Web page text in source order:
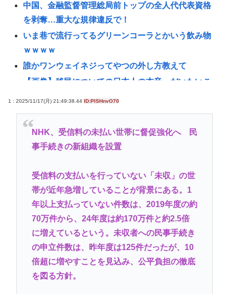
中国、金融監督管理総局前トップの全人代代表資格
を剥奪…重大な規律違反で！
いま巷で流行ってるグリーンコーラとかいう飲み物
ｗｗｗｗ
誰かワンウェイネジってやつの外し方教えて
【画像】移民についての日本人の本音、だいたいこ
認知症の高齢者の資産260兆円が狙われている！ 「被
害者の8割がだまされた認識なし」
「抜くに抜けない……」自転車の青切符導入で”車道
女性インフルエンサー「20歳でアルファード一括で
買えちゃう私って素敵」→画像にアレが写ってしま
うwww
【悲報】愛知県民、夏恒例の儀式で2人死亡www
【緊急】少子化の原因、判明するwww
誰でもできる仕事してるやつって死にたくならん
の？
なして君ら「テスラ」買わないの？モデル3なら300
1 : 2025/11/17(月) 21:49:38.44 ID:PISHnvO70
NHK、受信料の未払い世帯に督促強化へ 民
事手続きの新組織を設置
受信料の支払いを行っていない「未収」の世
帯が近年急増していることが背景にある。1
年以上支払っていない件数は、2019年度の約
70万件から、24年度は約170万件と約2.5倍
に増えているという。未収者への民事手続き
の申立件数は、昨年度は125件だったが、10
倍超に増やすことを見込み、公平負担の徹底
を図る方針。